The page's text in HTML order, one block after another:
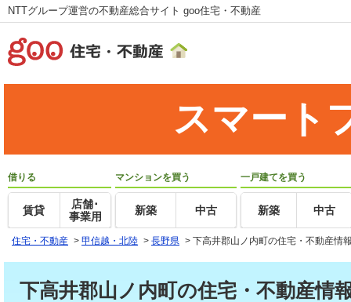
NTTグループ運営の不動産総合サイト goo住宅・不動産
スマート
借りる
賃貸
店舗･
事業用
マンションを買う
新築 中古
一戸建てを買う
新築 中古
住宅・不動産 > 甲信越・北陸 > 長野県 > 下高井郡山ノ内町の住宅・不動産情
下高井郡山ノ内町の住宅・不動産情